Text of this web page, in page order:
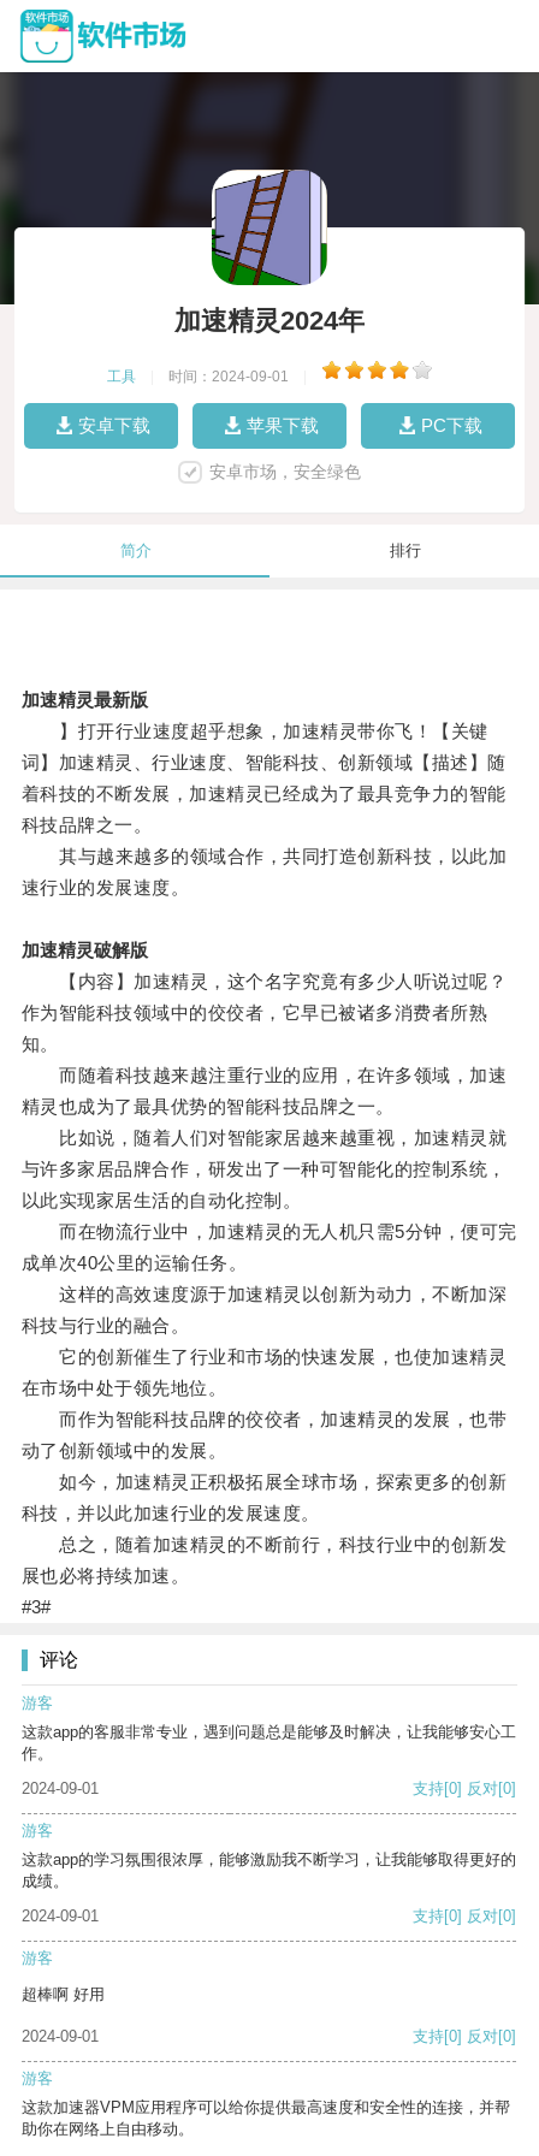
加速精灵2024年
工具 时间：2024-09-01
安卓下载 苹果下载 PC下载
安卓市场，安全绿色
简介 排行
加速精灵最新版
】打开行业速度超乎想象，加速精灵带你飞！【关键
词】加速精灵、行业速度、智能科技、创新领域【描述】随
着科技的不断发展，加速精灵已经成为了最具竞争力的智能
科技品牌之一。
其与越来越多的领域合作，共同打造创新科技，以此加
速行业的发展速度。
加速精灵破解版
【内容】加速精灵，这个名字究竟有多少人听说过呢？
作为智能科技领域中的佼佼者，它早已被诸多消费者所熟
知。
而随着科技越来越注重行业的应用，在许多领域，加速
精灵也成为了最具优势的智能科技品牌之一。
比如说，随着人们对智能家居越来越重视，加速精灵就
与许多家居品牌合作，研发出了一种可智能化的控制系统，
以此实现家居生活的自动化控制。
而在物流行业中，加速精灵的无人机只需5分钟，便可完
成单次40公里的运输任务。
这样的高效速度源于加速精灵以创新为动力，不断加深
科技与行业的融合。
它的创新催生了行业和市场的快速发展，也使加速精灵
在市场中处于领先地位。
而作为智能科技品牌的佼佼者，加速精灵的发展，也带
动了创新领域中的发展。
如今，加速精灵正积极拓展全球市场，探索更多的创新
科技，并以此加速行业的发展速度。
总之，随着加速精灵的不断前行，科技行业中的创新发
展也必将持续加速。
#3#
评论
游客
这款app的客服非常专业，遇到问题总是能够及时解决，让我能够安心工
作。
2024-09-01
支持[0] 反对[0]
游客
这款app的学习氛围很浓厚，能够激励我不断学习，让我能够取得更好的
成绩。
2024-09-01
支持[0] 反对[0]
游客
超棒啊 好用
2024-09-01 支持[0] 反对[0]
游客
这款加速器VPM应用程序可以给你提供最高速度和安全性的连接，并帮
助你在网络上自由移动。